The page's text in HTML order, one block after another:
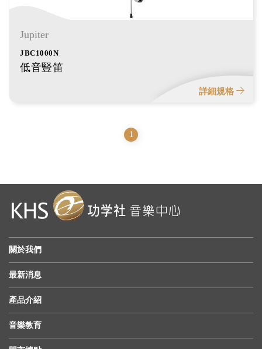
Jupiter
JBC1000N
低音豎笛
詳細規格
1
關於我們
最新消息
產品介紹
音樂教育